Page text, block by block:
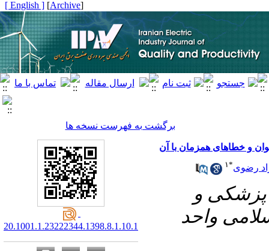
[
Archive
]
[ English ]
برگشت به فهرست نسخه ها
و خطاهای همزمان با آن
رضوی*۱
پزشکی و
واحد
20.1001.1.23222344.1398.8.1.10.1